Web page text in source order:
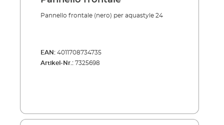
Pannello frontale (nero) per aquastyle 24
EAN: 4011708734735
Artikel-Nr.: 7325698